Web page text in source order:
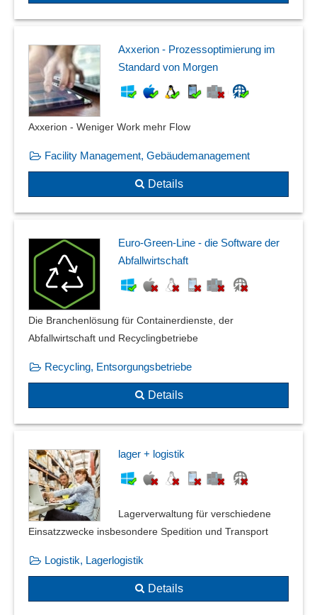
Axxerion - Prozessoptimierung im
Standard von Morgen
Axxerion - Weniger Work mehr Flow
Facility Management, Gebäudemanagement
Details
Euro-Green-Line - die Software der
Abfallwirtschaft
Die Branchenlösung für Containerdienste, der
Abfallwirtschaft und Recyclingbetriebe
Recycling, Entsorgungsbetriebe
Details
lager + logistik
Lagerverwaltung für verschiedene
Einsatzzwecke insbesondere Spedition und Transport
Logistik, Lagerlogistik
Details